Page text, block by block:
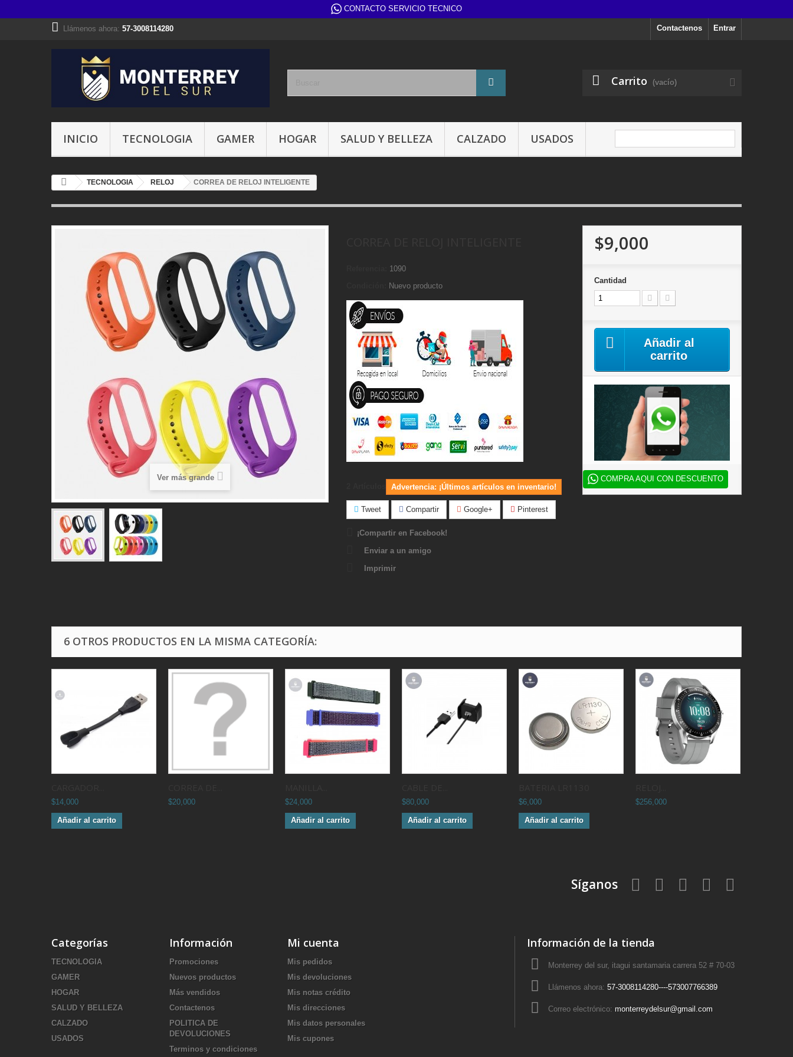
CONTACTO SERVICIO TECNICO
Entrar
Contactenos
Llámenos ahora: 57-3008114280
Carrito (vacío)
INICIO TECNOLOGIA GAMER HOGAR SALUD Y BELLEZA CALZADO USADOS
TECNOLOGIA RELOJ CORREA DE RELOJ INTELIGENTE
Ver más grande
1090
Nuevo producto
Advertencia: ¡Últimos artículos en inventario!
Tweet Compartir Google+ Pinterest
¡Compartir en Facebook!
Enviar a un amigo
Imprimir
$9,000
Cantidad
Añadir al
carrito
COMPRA AQUI CON DESCUENTO
6 OTROS PRODUCTOS EN LA MISMA CATEGORÍA:
$14,000
Añadir al carrito
$20,000 $24,000
Añadir al carrito
$80,000
Añadir al carrito
$6,000
Añadir al carrito
$256,000
Síganos
Categorías
TECNOLOGIA
GAMER
HOGAR
SALUD Y BELLEZA
CALZADO
USADOS
Información
Promociones
Nuevos productos
Más vendidos
Contactenos
POLITICA DE
DEVOLUCIONES
Terminos y condiciones
Mi cuenta
Mis pedidos
Mis devoluciones
Mis notas crédito
Mis direcciones
Mis datos personales
Mis cupones
Información de la tienda
Monterrey del sur, itagui santamaria carrera 52 # 70-03
Llámenos ahora: 57-3008114280----573007766389
Correo electrónico: monterreydelsur@gmail.com